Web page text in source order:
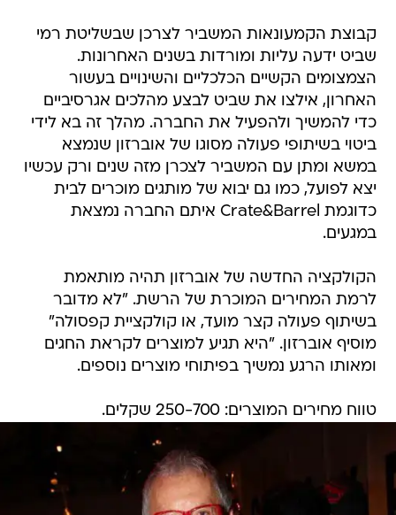
קבוצת הקמעונאות המשביר לצרכן שבשליטת רמי
שביט ידעה עליות ומורדות בשנים האחרונות.
הצמצומים הקשיים הכלכליים והשינויים בעשור
האחרון, אילצו את שביט לבצע מהלכים אגרסיביים
כדי להמשיך ולהפעיל את החברה. מהלך זה בא לידי
ביטוי בשיתופי פעולה מסוגו של אוברזון שנמצא
במשא ומתן עם המשביר לצכרן מזה שנים ורק עכשיו
יצא לפועל, כמו גם יבוא של מותגים מוכרים לבית
כדוגמת Crate&Barrel איתם החברה נמצאת
במגעים.
הקולקציה החדשה של אוברזון תהיה מותאמת
לרמת המחירים המוכרת של הרשת. "לא מדובר
בשיתוף פעולה קצר מועד, או קולקציית קפסולה"
מוסיף אוברזון. "היא תגיע למוצרים לקראת החגים
ומאותו הרגע נמשיך בפיתוחי מוצרים נוספים.
טווח מחירים המוצרים: 250-700 שקלים.